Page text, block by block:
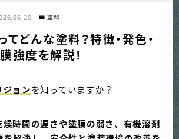
塗料
てどんな塗料？特徴・発色・
強度を解説！
ジョンを知っていますか？
燥時間の遅さや塗膜の弱さ、有機溶剤